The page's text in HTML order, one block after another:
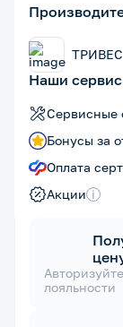
ТРИВЕС
Наши
Сервисные
Бонусы за
Оплата
Акции i
лояльности